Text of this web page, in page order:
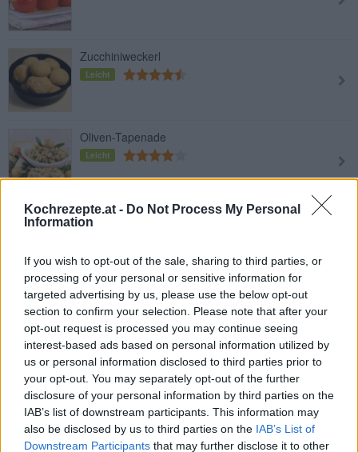
Kochrezepte.at - Do Not Process My Personal
Information
If you wish to opt-out of the sale, sharing to third parties, or
processing of your personal or sensitive information for
targeted advertising by us, please use the below opt-out
section to confirm your selection. Please note that after your
opt-out request is processed you may continue seeing
interest-based ads based on personal information utilized by
us or personal information disclosed to third parties prior to
your opt-out. You may separately opt-out of the further
disclosure of your personal information by third parties on the
IAB’s list of downstream participants. This information may
also be disclosed by us to third parties on the IAB’s List of
Downstream Participants that may further disclose it to other
Zucchiniweckerl
Leicht
Oliven-Tapenade
Leicht
Zitronen-Kräuter-Marinade
Mediterranes Huhn
Leicht
Provenzalische Gratin mit
Schnittkäse
Leicht